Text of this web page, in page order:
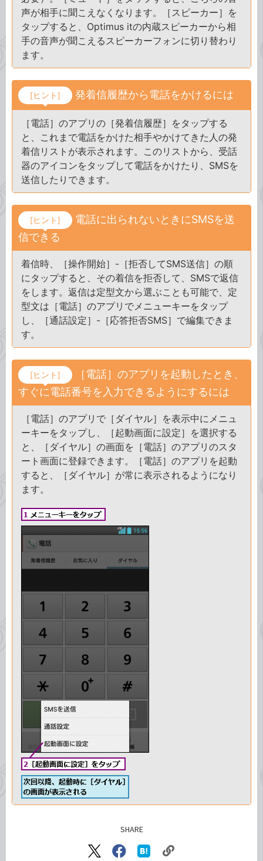
声が相手に聞こえなくなります。［スピーカー］を
タップすると、Optimus itの内蔵スピーカーから相
手の音声が聞こえるスピーカーフォンに切り替わり
ます。
[ヒント] 発着信履歴から電話をかけるには
［電話］のアプリの［発着信履歴］をタップする
と、これまで電話をかけた相手やかけてきた人の発
着信リストが表示されます。このリストから、受話
器のアイコンをタップして電話をかけたり、SMSを
送信したりできます。
[ヒント]
電話に出られないときにSMSを送
信できる
着信時、［操作開始］-［拒否してSMS送信］の順
にタップすると、その着信を拒否して、SMSで返信
をします。返信は定型文から選ぶことも可能で、定
型文は［電話］のアプリでメニューキーをタップ
し、［通話設定］-［応答拒否SMS］で編集できま
す。
[ヒント]
［電話］のアプリを起動したとき、
すぐに電話番号を入力できるようにするには
［電話］のアプリで［ダイヤル］を表示中にメニュ
ーキーをタップし、［起動画面に設定］を選択する
と、［ダイヤル］の画面を［電話］のアプリのスタ
ート画面に登録できます。［電話］のアプリを起動
すると、［ダイヤル］が常に表示されるようになり
ます。
SHARE
X（旧
Facebook